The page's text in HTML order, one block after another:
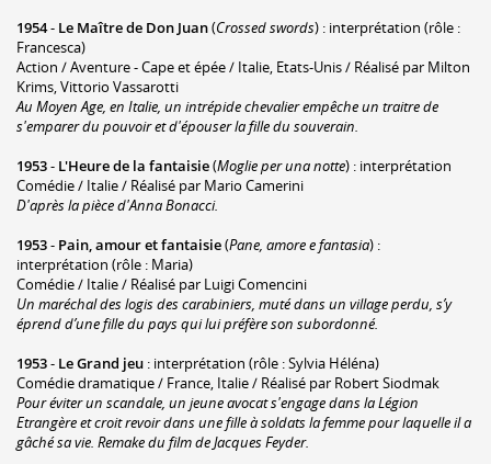
1954- Le Maître de Don Juan(Crossed swords) : interprétation (rôle :
Francesca)
Action / Aventure - Cape et épée / Italie, Etats-Unis / Réalisé par Milton
Krims, Vittorio Vassarotti
Au Moyen Age, en Italie, un intrépide chevalier empêche un traitre de
s'emparer du pouvoir et d'épouser la fille du souverain.
1953- L'Heure de la fantaisie(Moglie per una notte) : interprétation
Comédie / Italie / Réalisé par Mario Camerini
D'après la pièce d'Anna Bonacci.
1953- Pain, amour et fantaisie(Pane, amore e fantasia) :
interprétation (rôle : Maria)
Comédie / Italie / Réalisé par Luigi Comencini
Un maréchal des logis des carabiniers, muté dans un village perdu, s’y
éprend d’une fille du pays qui lui préfère son subordonné.
1953- Le Grand jeu : interprétation (rôle : Sylvia Héléna)
Comédie dramatique / France, Italie / Réalisé par Robert Siodmak
Pour éviter un scandale, un jeune avocat s'engage dans la Légion
Etrangère et croit revoir dans une fille à soldats la femme pour laquelle il a
gâché sa vie. Remake du film de Jacques Feyder.